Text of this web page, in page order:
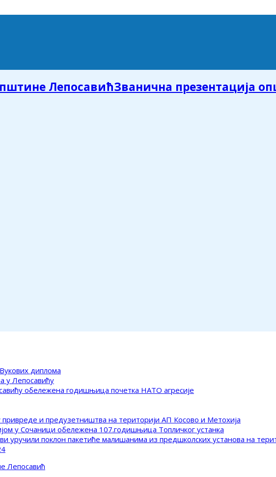
Званична презентација
диплома
у Лепосавићу
обележена годишњица почетка НАТО агресије
и предузетништва на територији АП Косово и Метохија
у Сочаници обележена 107.годишњица Топличког устанка
уручили поклон пакетиће малишанима из предшколских установа на